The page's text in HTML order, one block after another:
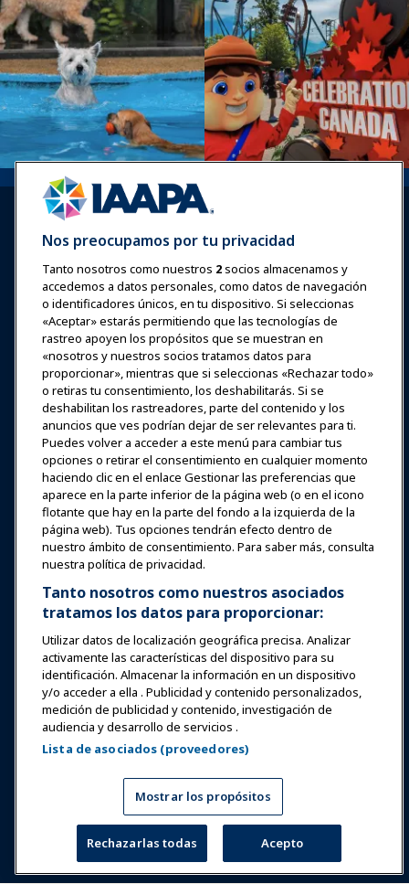
Iniciar sesión Únete ahora
Premios Carreras
Contacto
Expos y Eventos
Noticias y Funworld
Educación
Seguridad y protección
Defensa
Investigación y Reportes
Acerca de IAAPA
Socios
Copyright © 2026 Asociación Internacional de Parques de
Atracciones y Atracciones. Todos los derechos reservados.
Política de Privacidad
Términos de Servicio
Aviso de traducción
Gestionar las preferencias
Nos preocupamos por tu privacidad
Tanto nosotros como nuestros 2socios almacenamos y
accedemos a datos personales, como datos de navegación
o identificadores únicos, en tu dispositivo. Si seleccionas
«Aceptar» estarás permitiendo que las tecnologías de
rastreo apoyen los propósitos que se muestran en
«nosotros y nuestros socios tratamos datos para
proporcionar», mientras que si seleccionas «Rechazar todo»
o retiras tu consentimiento, los deshabilitarás. Si se
deshabilitan los rastreadores, parte del contenido y los
anuncios que ves podrían dejar de ser relevantes para ti.
Puedes volver a acceder a este menú para cambiar tus
opciones o retirar el consentimiento en cualquier momento
haciendo clic en el enlace Gestionar las preferencias que
aparece en la parte inferior de la página web (o en el icono
flotante que hay en la parte del fondo a la izquierda de la
página web). Tus opciones tendrán efecto dentro de
nuestro ámbito de consentimiento. Para saber más, consulta
nuestra política de privacidad.
Tanto nosotros como nuestros asociados
tratamos los datos para proporcionar:
Utilizar datos de localización geográfica precisa. Analizar
activamente las características del dispositivo para su
identificación. Almacenar la información en un dispositivo
y/o acceder a ella . Publicidad y contenido personalizados,
medición de publicidad y contenido, investigación de
audiencia y desarrollo de servicios .
Lista de asociados (proveedores)
Mostrar los propósitos
Rechazarlas todas Acepto